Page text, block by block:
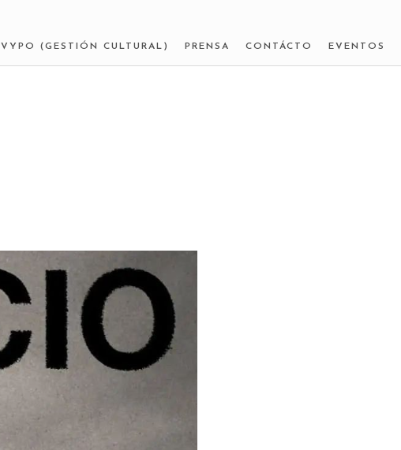
VYPO (GESTIÓN CULTURAL) PRENSA CONTÁCTO EVENTOS